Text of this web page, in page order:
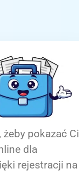
pokazać Ci
dla
rejestracji na